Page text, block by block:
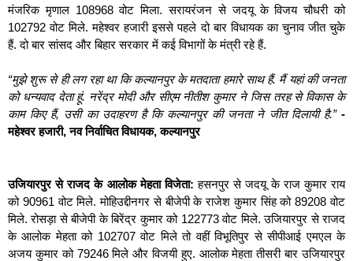
मंजरिक मृणाल 108968 वोट मिला. सरायरंजन से जदयू के विजय चौधरी को
102792 वोट मिले. महेश्वर हजारी इससे पहले दो बार विधायक का चुनाव जीत चुके
हैं. दो बार सांसद और बिहार सरकार में कई विभागों के मंत्री रहे हैं.
“मुझे शुरू से ही लग रहा था कि कल्यानपुर के मतदाता हमारे साथ हैं. मैं यहां की जनता
को धन्यवाद देता हूं. नरेंद्र मोदी और सीएम नीतीश कुमार ने जिस तरह से विकास के
काम किए हैं, उसी का उदाहरण है कि कल्यानपुर की जनता ने जीत दिलायी है.” -
महेश्वर हजारी, नव निर्वाचित विधायक, कल्यानपुर
उजियारपुर से राजद के आलोक मेहता विजेता: हसनपुर से जदयू के राज कुमार राय
को 90961 वोट मिले. मोहिउद्दीनगर से बीजेपी के राजेश कुमार सिंह को 89208 वोट
मिले. रोसड़ा से बीजेपी के बिरेंद्र कुमार को 122773 वोट मिले. उजियारपुर से राजद
के आलोक मेहता को 102707 वोट मिले तो वहीं विभूतिपुर से सीपीआई एमएल के
अजय कुमार को 79246 मिले और विजयी हुए. आलोक मेहता तीसरी बार उजियारपुर